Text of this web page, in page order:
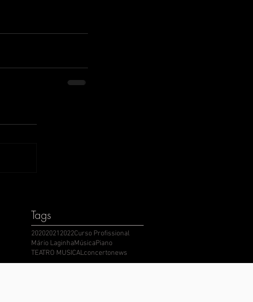
Tags
202020212022Curso Profissional
Mário LaginhaMúsicaPiano
TEATRO MUSICALconcertonews